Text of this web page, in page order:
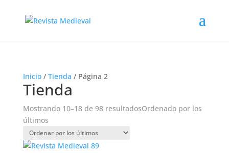
Inicio/ Tienda / Página 2
Tienda
Mostrando 10–18 de 98 resultadosOrdenado por los
últimos